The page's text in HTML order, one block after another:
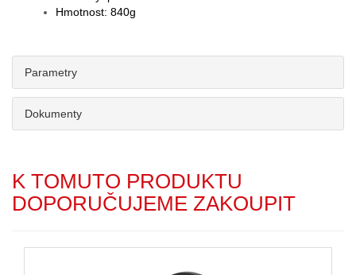
Hmotnost: 840g
Parametry
Dokumenty
K TOMUTO PRODUKTU
DOPORUČUJEME ZAKOUPIT